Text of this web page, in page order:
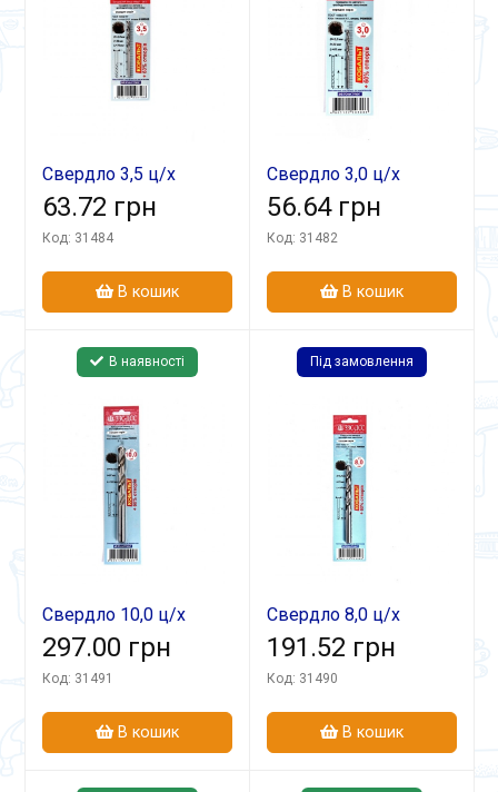
Свердло 3,5 ц/х
середня серія
Р6М5К5 А1 в блістері
63.72 грн
Код: 31484
В кошик
Свердло 3,0 ц/х
середня серія
Р6М5К5 А1в блістері
56.64 грн
Код: 31482
В кошик
В наявності
Свердло 10,0 ц/х
середня серія
Р6М5К5 А1 в блістері
297.00 грн
Код: 31491
В кошик
Під замовлення
Свердло 8,0 ц/х
середня серія
Р6М5К5 А1в блістері
191.52 грн
Код: 31490
В кошик